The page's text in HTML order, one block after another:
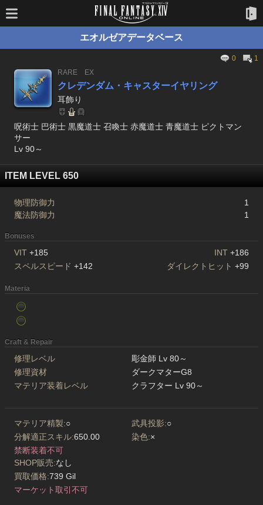
エオルゼアデータベース
0
1
RARE
EX
クレデンダム・キャスターイヤリング
耳飾り
呪術士 巴術士 黒魔道士 召喚士 赤魔道士 青魔道士 ピクトマン
サー
Lv 90～
ITEM LEVEL 650
物理防御力
1
魔法防御力
1
Bonuses
VIT +185 INT +186
スペルスピード +142 ダイレクトヒット +99
Materia
Craft & Repair
修理レベル
彫金師 Lv 80～
修理資材
ダークマターG8
マテリア装着レベル
クラフター Lv 90～
マテリア精製:○ 武具投影:○
分解適正スキル:650.00 染色:×
禁断装着不可
SHOP販売:なし
買取価格:739 Gil
マーケット取引不可